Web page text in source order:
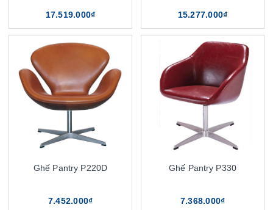
17.519.000₫ 15.277.000₫
Ghế Pantry P220D
7.452.000₫
Ghế Pantry P330
7.368.000₫